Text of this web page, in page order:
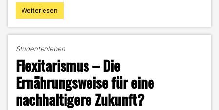
"Muskelaufbau
für
besten
Tipps,
Übungen
und
Pläne
für
Weiterlesen
Studentenleben
Flexitarismus – Die
Ernährungsweise für eine
nachhaltigere Zukunft?